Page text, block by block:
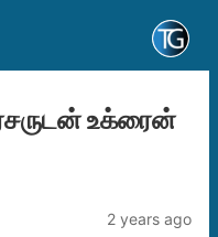
உக்ரைன்
2 years ago